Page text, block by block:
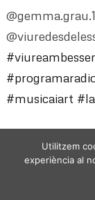
#musicaiart
Utilitzem
experiència al